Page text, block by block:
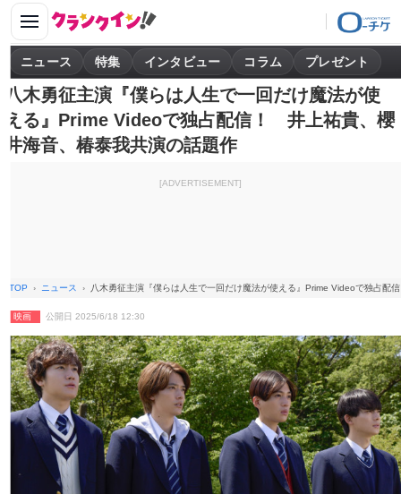
ニュース 特集 インタビュー コラム プレゼント
八木勇征主演『僕らは人生で一回だけ魔法が使
える』Prime Videoで独占配信！ 井上祐貴、櫻
井海音、椿泰我共演の話題作
[ADVERTISEMENT]
TOP ニュース 八木勇征主演『僕らは人生で一回だけ魔法が使える』Prime Videoで独占
映画 公開日 2025/6/18 12:30